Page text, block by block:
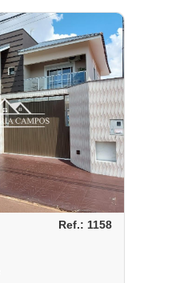
Ref.: 1158